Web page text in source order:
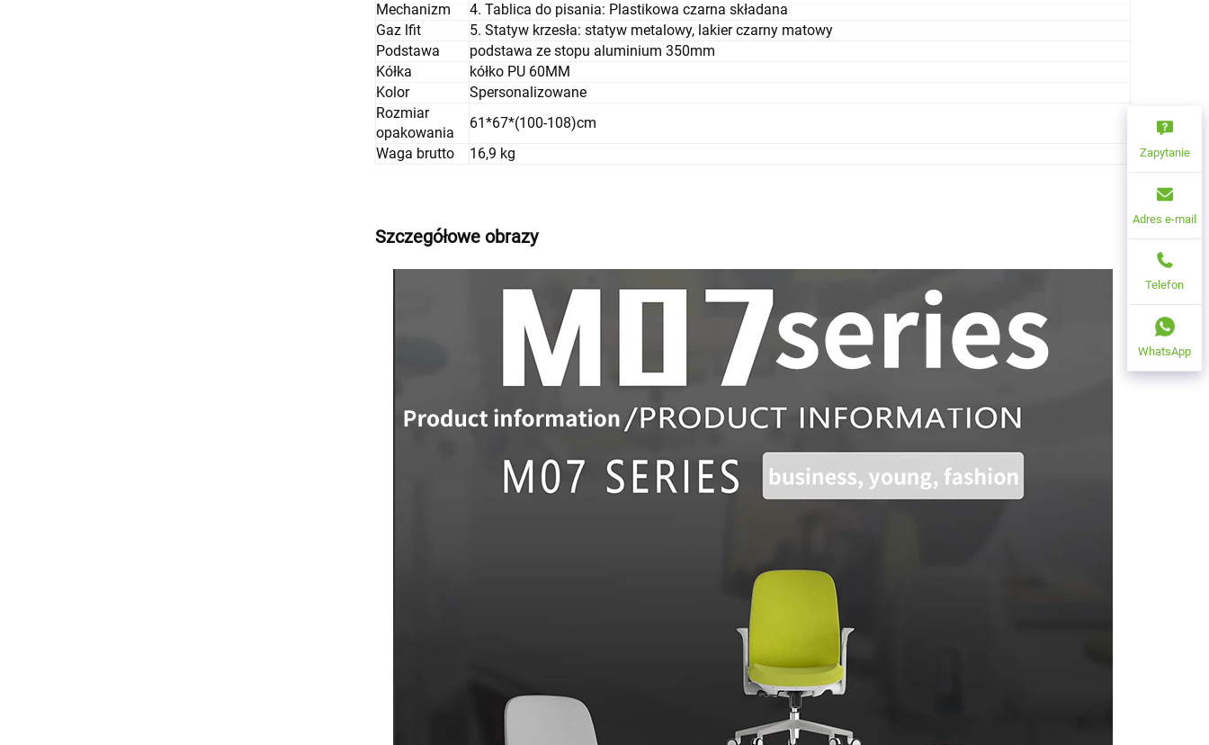
Mechanizm
4. Tablica do pisania: Plastikowa czarna składana
Gaz lfit
5. Statyw krzesła: statyw metalowy, lakier czarny matowy
Podstawa
podstawa ze stopu aluminium 350mm
Kółka
kółko PU 60MM
Kolor
Spersonalizowane
Rozmiar
opakowania
61*67*(100-108)cm
Waga brutto
16,9 kg
Szczegółowe obrazy
Zapytanie
Adres e-mail
Telefon
WhatsApp